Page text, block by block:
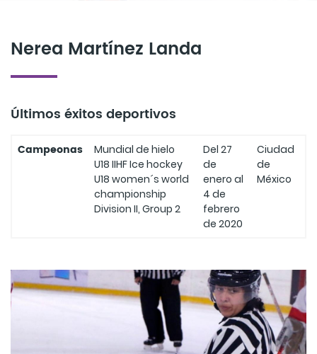
Nerea Martínez Landa
Últimos éxitos deportivos
Campeonas
Mundial de hielo
U18 IIHF Ice hockey
U18 women´s world
championship
Division II, Group 2
Del 27
de
enero al
4 de
febrero
de 2020
Ciudad
de
México